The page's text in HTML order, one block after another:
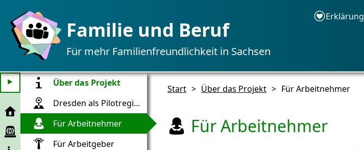
Familie und Beruf
Für mehr Familienfreundlichkeit in Sachsen
⯈
Start
Notfall-
Hilfe
Inklusion
Über das Projekt
Dresden als Pilotregion
Für Arbeitnehmer
Für Arbeitgeber
Start > Über das Projekt > Für Arbeitnehmer
Für Arbeitnehmer